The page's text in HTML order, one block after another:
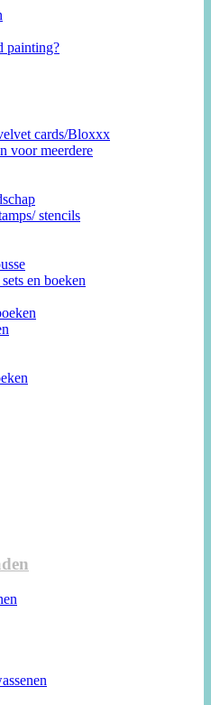
painting?
cards/Bloxxx
voor meerdere
stencils
en boeken